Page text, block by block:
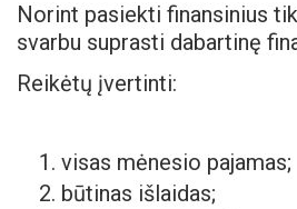
Norint pasiekti finansinius
svarbu suprasti dabartinę
Reikėtų įvertinti:
visas mėnesio pajamas;
būtinas išlaidas;